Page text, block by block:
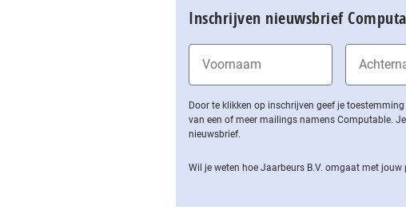
Inschrijven nieuwsbrief
Door te klikken op inschrijven geef je
van een of meer mailings namens Computable.
nieuwsbrief.
Wil je weten hoe Jaarbeurs B.V. omgaat met jouw